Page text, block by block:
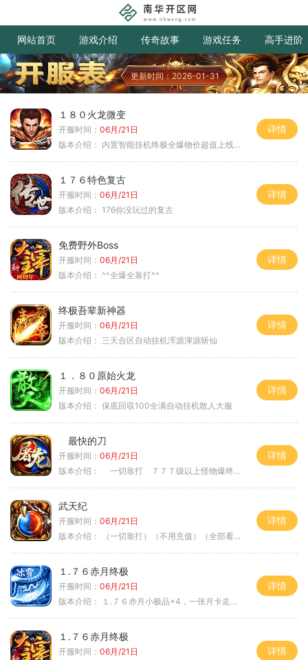
网站首页 游戏介绍 传奇故事 游戏任务 高手进阶
更新时间：2026-01-31
１８０火龙微变
开服时间： 06月/21日
版本介绍： 内置智能挂机终极全爆物价超值上线送神器
详情
１７６特色复古
开服时间： 06月/21日
版本介绍： 176你没玩过的复古
详情
免费野外Boss
开服时间： 06月/21日
版本介绍： ^^全爆全靠打^^
详情
终极吾辈新神器
开服时间： 06月/21日
版本介绍： 三天合区自动挂机浑源渾源斩仙
详情
１．８０原始火龙
开服时间： 06月/21日
版本介绍： 保底回収100全满自动挂机散人大服
详情
最快的刀
开服时间： 06月/21日
版本介绍：
一切靠打 ７７７级以上怪物爆终极
详情
武天纪
开服时间： 06月/21日
版本介绍：
（一切靠打）（不用充值）（全部看脸）
详情
１.７６赤月终极
开服时间： 06月/21日
版本介绍：
１.７６赤月小极品+4，一张月卡走天涯a
详情
１.７６赤月终极
开服时间： 06月/21日
详情